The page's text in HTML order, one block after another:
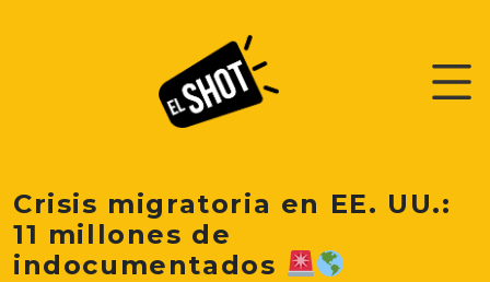
Crisis migratoria en EE. UU.:
11 millones de
indocumentados